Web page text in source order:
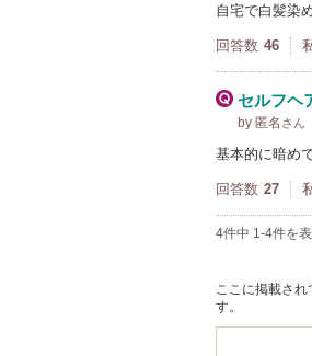
自宅で白髪染
回答数 46
セルフヘ
by 匿名 さん
基本的に暗め
回答数 27
4件中 1-4件を
ここに掲載さ
す。